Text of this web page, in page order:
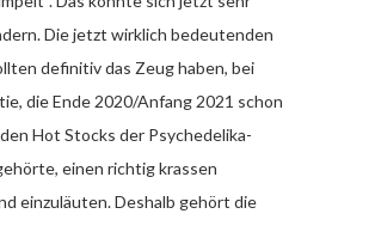
Die jetzt wirklich bedeutenden
definitiv das Zeug haben, bei
die Ende 2020/Anfang 2021 schon
Hot Stocks der Psychedelika-
einen richtig krassen
einzuläuten. Deshalb gehört die